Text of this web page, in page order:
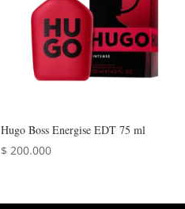
Hugo Boss Energise EDT 75 ml
$ 200.000